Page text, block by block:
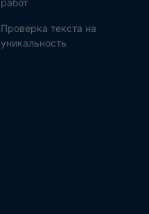
работ
Проверка текста на
уникальность